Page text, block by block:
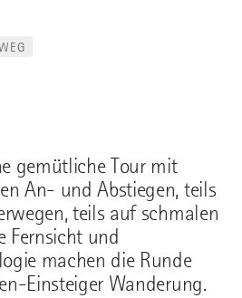
gemütliche Tour mit
An- und Abstiegen, teils
teils auf schmalen
Fernsicht und
machen die Runde
Einsteiger Wanderung.